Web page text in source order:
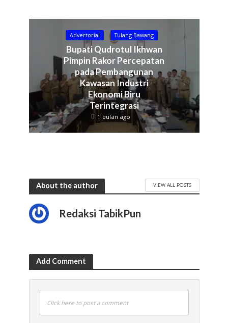
Advertorial Tulang Bawang
Bupati Qudrotul Ikhwan
Pimpin Rakor Percepatan
pada Pembangunan
Kawasan Industri
Ekonomi Biru
Terintegrasi
1 bulan ago
About the author VIEW ALL POSTS
Redaksi TabikPun
Add Comment
Click here to post a comment